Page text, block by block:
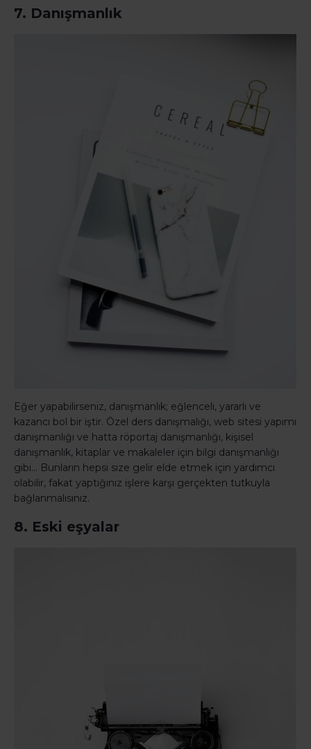
7. Danışmanlık
Eğer yapabilirseniz, danışmanlık; eğlenceli, yararlı ve
kazancı bol bir iştir. Özel ders danışmalığı, web sitesi yapımı
danışmanlığı ve hatta röportaj danışmanlığı, kişisel
danışmanlık, kitaplar ve makaleler için bilgi danışmanlığı
gibi… Bunların hepsi size gelir elde etmek için yardımcı
olabilir, fakat yaptığınız işlere karşı gerçekten tutkuyla
bağlanmalısınız.
8. Eski eşyalar